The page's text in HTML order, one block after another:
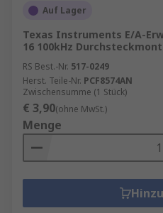
Auf Lager
Texas Instruments E/A-
16 100kHz
RS Best.-Nr. 517-0249
Herst. Teile-Nr. PCF8574AN
Zwischensumme (1 Stück)
€ 3,90(ohne MwSt.)
Menge